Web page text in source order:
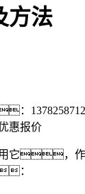
法
：
惠报价
它
：